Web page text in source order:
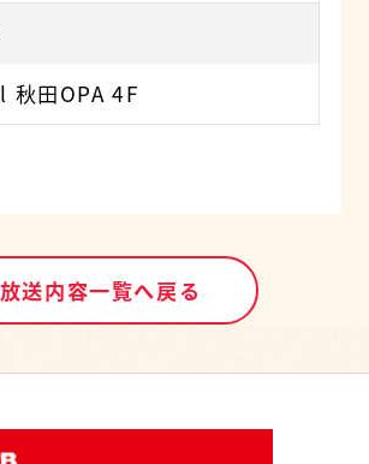
田OPA 4F
放送内容一覧へ戻る